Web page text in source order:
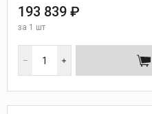
193 839 ₽
за 1 шт